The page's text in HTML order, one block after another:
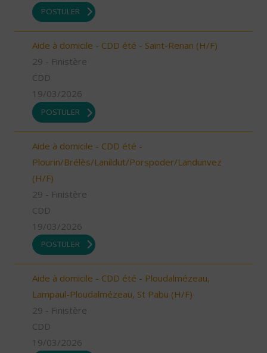
POSTULER
Aide à domicile - CDD été - Saint-Renan (H/F)
29 - Finistère
CDD
19/03/2026
POSTULER
Aide à domicile - CDD été -
Plourin/Brélès/Lanildut/Porspoder/Landunvez
(H/F)
29 - Finistère
CDD
19/03/2026
POSTULER
Aide à domicile - CDD été - Ploudalmézeau,
Lampaul-Ploudalmézeau, St Pabu (H/F)
29 - Finistère
CDD
19/03/2026